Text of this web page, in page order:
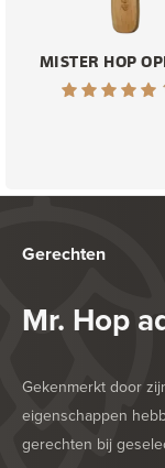
MISTER HOP
Gerechten
Mr. Hop
Gekenmerkt door
eigenschappen
gerechten bij
HEERLIJK BIJ